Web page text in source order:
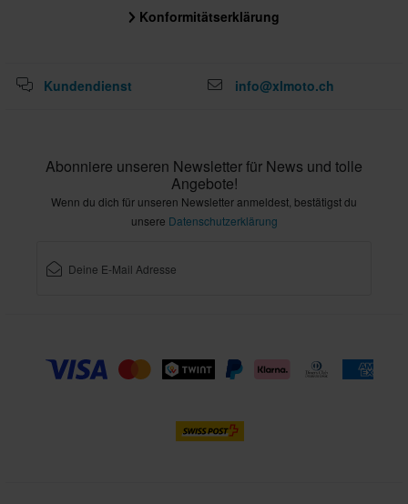
Konformitätserklärung
Kundendienst info@xlmoto.ch
Abonniere unseren Newsletter für News und tolle
Angebote!
Wenn du dich für unseren Newsletter anmeldest, bestätigst du
unsere Datenschutzerklärung